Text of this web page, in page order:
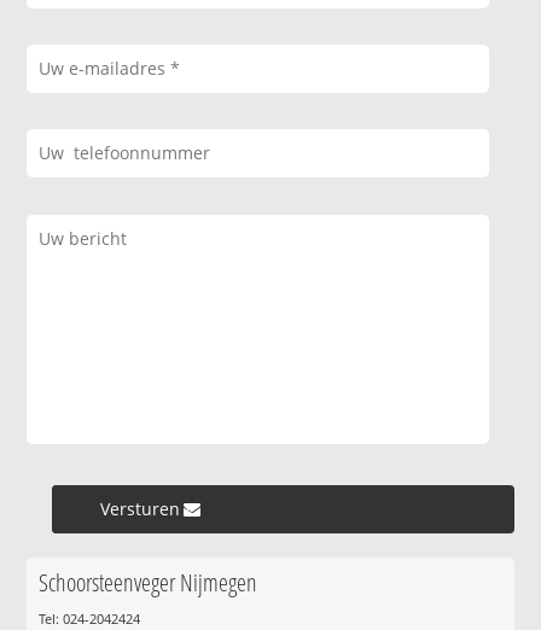
Versturen »
Schoorsteenveger Nijmegen
Tel: 024-2042424